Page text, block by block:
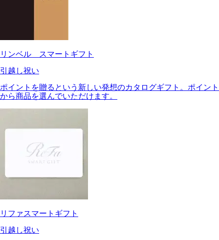
リンベル スマートギフト
引越し祝い
ポイントを贈るという新しい発想のカタログギフト。ポイン
から商品を選んでいただけます。
リファスマートギフト
引越し祝い